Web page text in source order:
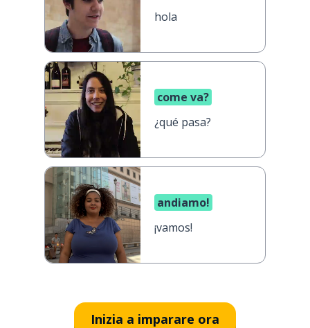
hola
come va?
¿qué pasa?
andiamo!
¡vamos!
Inizia a imparare ora